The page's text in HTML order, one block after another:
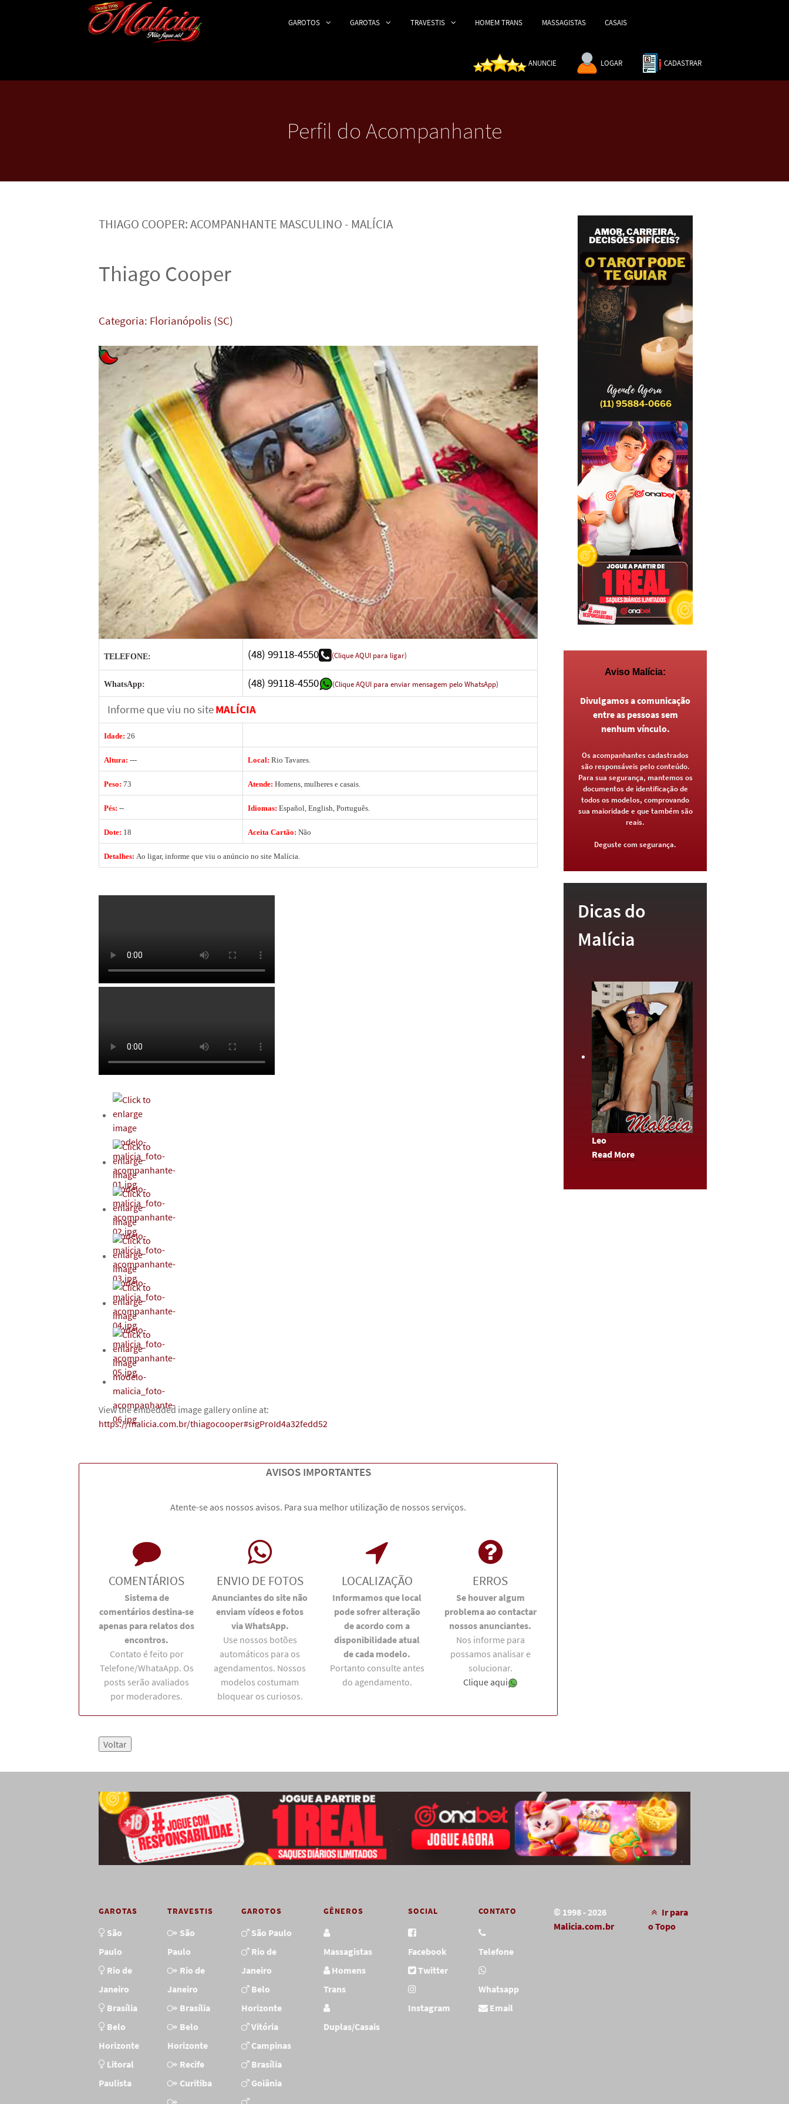
GAROTOS GAROTAS TRAVESTIS HOMEM TRANS MASSAGISTAS CASAIS
ANUNCIE LOGAR CADASTRAR
Perfil do Acompanhante
THIAGO COOPER: ACOMPANHANTE MASCULINO - MALÍCIA
Thiago Cooper
Categoria: Florianópolis (SC)
TELEFONE: (48) 99118-4550 (Clique AQUI para ligar)
WhatsApp: (48) 99118-4550 (Clique AQUI para enviar mensagem pelo WhatsApp)
Informe que viu no siteMALÍCIA
Idade:26
Altura:--- Local:Rio Tavares.
Peso:73 Atende:Homens, mulheres e casais.
Pés: -- Idiomas: Español, English, Português.
Dote: 18 Aceita Cartão:Não
Detalhes: Ao ligar, informe que viu o anúncio no site Malícia.
View the embedded image gallery online at:
https://malicia.com.br/thiagocooper#sigProId4a32fedd52
AVISOS IMPORTANTES
Atente-se aos nossos avisos. Para sua melhor utilização de nossos serviços.
COMENTÁRIOS
Sistema de
comentários destina-se
apenas para relatos dos
encontros.
Contato é feito por
Telefone/WhataApp. Os
posts serão avaliados
por moderadores.
ENVIO DE FOTOS
Anunciantes do site não
enviam vídeos e fotos
via WhatsApp.
Use nossos botões
automáticos para os
agendamentos. Nossos
modelos costumam
bloquear os curiosos.
LOCALIZAÇÃO
Informamos que local
pode sofrer alteração
de acordo com a
disponibilidade atual
de cada modelo.
Portanto consulte antes
do agendamento.
ERROS
Se houver algum
problema ao contactar
nossos anunciantes.
Nos informe para
possamos analisar e
solucionar.
Clique aqui
Aviso Malícia:
Divulgamos a comunicação
entre as pessoas sem
nenhum vínculo.
Os acompanhantes cadastrados
são responsáveis pelo conteúdo.
Para sua segurança, mantemos os
documentos de identificação de
todos os modelos, comprovando
sua maioridade e que também são
reais.
Deguste com segurança.
Dicas do
Malícia
Leo
Read More
GAROTAS
São
Paulo
Rio de
Janeiro
Brasília
Belo
Horizonte
Litoral
Paulista
TRAVESTIS
São
Paulo
Rio de
Janeiro
Brasília
Belo
Horizonte
Recife
Curitiba
GAROTOS
São Paulo
Rio de
Janeiro
Belo
Horizonte
Vitória
Campinas
Brasília
Goiânia
GÊNEROS
Massagistas
Homens
Trans
Duplas/Casais
SOCIAL
Facebook
Twitter
Instagram
CONTATO
Telefone
Whatsapp
Email
© 1998 - 2026
Malicia.com.br
Ir para
o Topo